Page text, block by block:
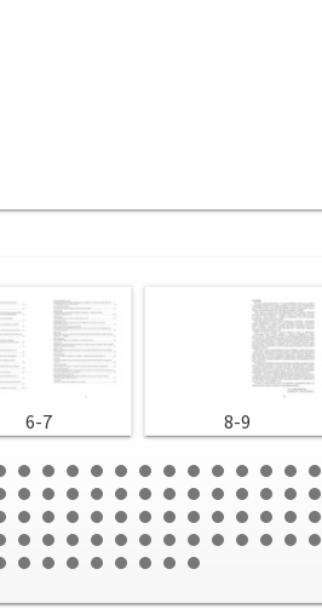
6-7 8-9